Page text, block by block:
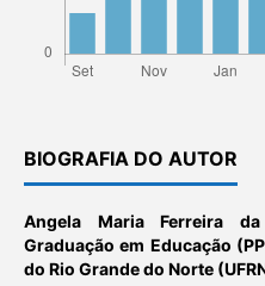
BIOGRAFIA DO AUTOR
Angela Maria Ferreira
Graduação em Educação
do Rio Grande do Norte